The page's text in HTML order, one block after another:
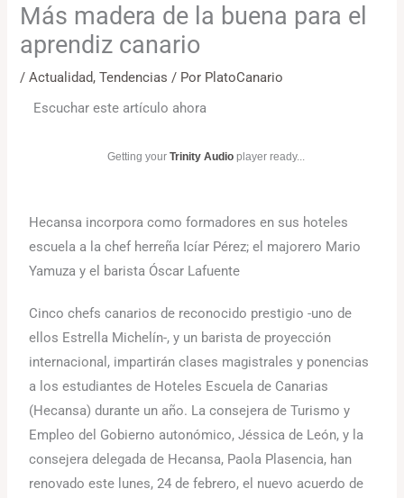
Más madera de la buena para el
aprendiz canario
/Actualidad,Tendencias / Por PlatoCanario
Escuchar este artículo ahora
Getting yourTrinity Audio player ready...
Hecansa incorpora como formadores en sus hoteles
escuela a la chef herreña Icíar Pérez; el majorero Mario
Yamuza y el barista Óscar Lafuente
Cinco chefs canarios de reconocido prestigio -uno de
ellos Estrella Michelín-, y un barista de proyección
internacional, impartirán clases magistrales y ponencias
a los estudiantes de Hoteles Escuela de Canarias
(Hecansa) durante un año. La consejera de Turismo y
Empleo del Gobierno autonómico, Jéssica de León, y la
consejera delegada de Hecansa, Paola Plasencia, han
renovado este lunes, 24 de febrero, el nuevo acuerdo de